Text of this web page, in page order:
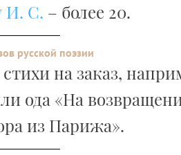
И. С. – более 20.
русской поэзии
на заказ,
ода «На
из Парижа».